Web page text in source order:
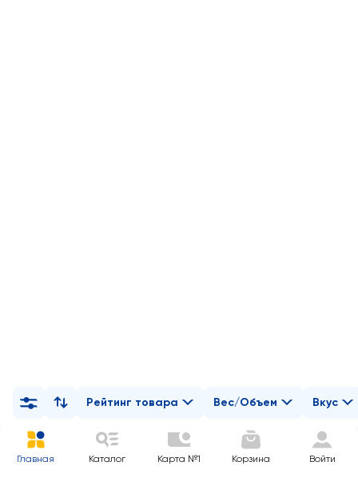
Рейтинг товара Вес/Объем Вкус
Главная Каталог Карта №1 Корзина Войти